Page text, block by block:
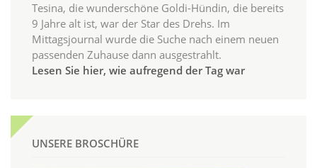
Tesina, die wunderschöne Goldi-Hündin, die bereits
9 Jahre alt ist, war der Star des Drehs. Im
Mittagsjournal wurde die Suche nach einem neuen
passenden Zuhause dann ausgestrahlt.
Lesen Sie hier, wie aufregend der Tag war
UNSERE BROSCHÜRE